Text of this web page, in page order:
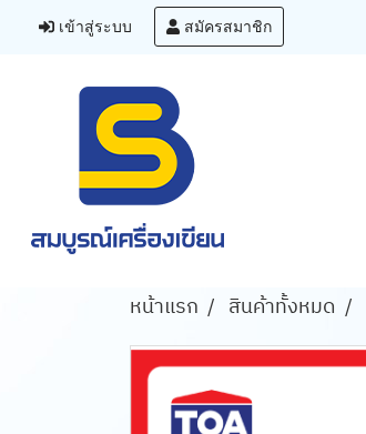
เข้าสู่ระบบ สมัครสมาชิก
หน้าแรก สินค้าทั้งหมด